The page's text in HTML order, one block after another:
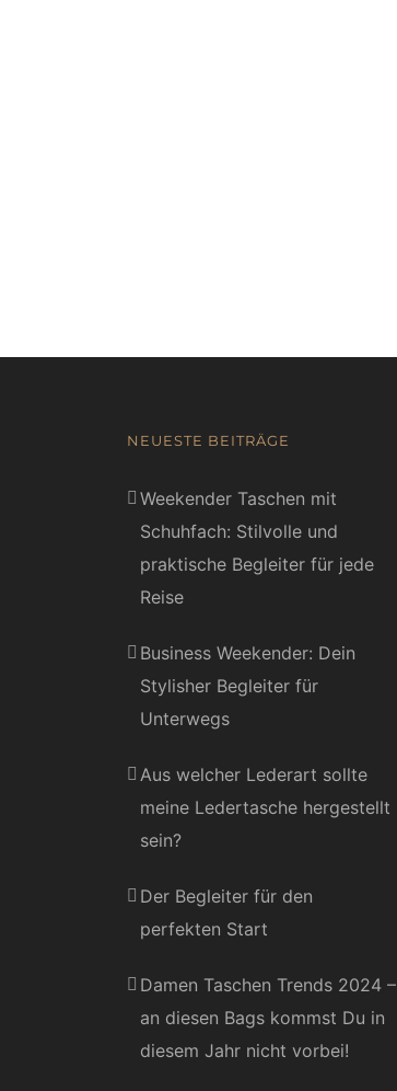
NEUESTE BEITRÄGE
Weekender Taschen mit
Schuhfach: Stilvolle und
praktische Begleiter für jede
Reise
Business Weekender: Dein
Stylisher Begleiter für
Unterwegs
Aus welcher Lederart sollte
meine Ledertasche hergestellt
sein?
Der Begleiter für den
perfekten Start
Damen Taschen Trends 2024 –
an diesen Bags kommst Du in
diesem Jahr nicht vorbei!